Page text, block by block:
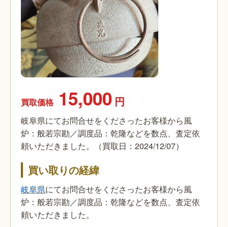
買取価格 15,000 円
岐阜県にてお問合せをくださったお客様から風
炉：般若宗勘／調度品：乾隆などを数点、査定依
頼いただきました。（買取日：2024/12/07）
買い取りの経緯
岐阜県にてお問合せをくださったお客様から風
炉：般若宗勘／調度品：乾隆などを数点、査定依
頼いただきました。